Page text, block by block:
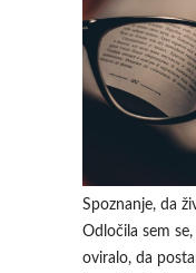
Spoznanje, da
Odločila sem
oviralo, da